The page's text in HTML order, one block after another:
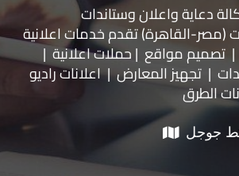
دعاية واعلان وستاندات
(مصر-القاهرة) تقدم خدمات اعلانية
تصميم مواقع | حملات اعلانية |
| تجهيز المعارض | اعلانات راديو
الطرق
جوجل